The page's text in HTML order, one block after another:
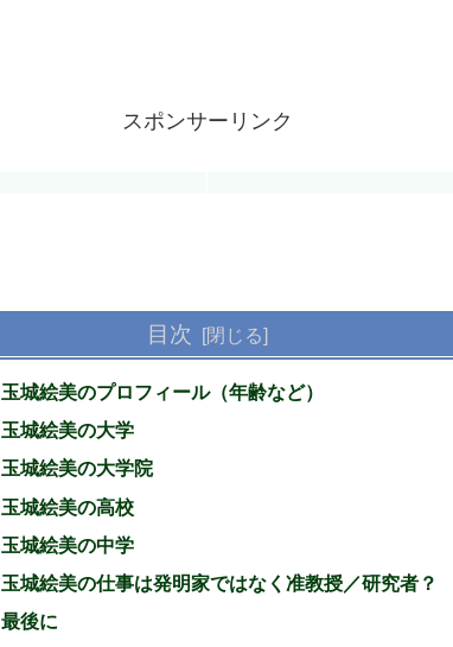
スポンサーリンク
目次
玉城絵美のプロフィール（年齢など）
玉城絵美の大学
玉城絵美の大学院
玉城絵美の高校
玉城絵美の中学
玉城絵美の仕事は発明家ではなく准教授／研究者？
最後に